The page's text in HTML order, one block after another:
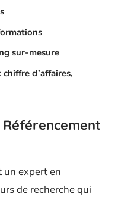
sur-mesure
d’affaires,
un expert en
de recherche qui